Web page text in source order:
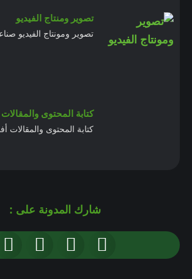
تصوير ومنتاج الفيديو
تصوير ومونتاج الفيديو صناعة
كتابة المحتوى والمقالات
كتابة المحتوى والمقالات
شارك المدونة على :